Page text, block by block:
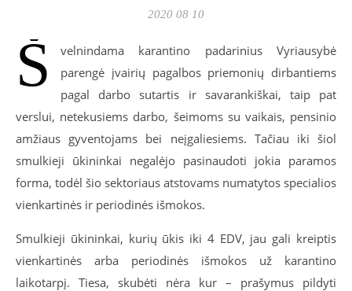
2020 08 10
Š
velnindama karantino padarinius Vyriausybė
parengė įvairių pagalbos priemonių dirbantiems
pagal darbo sutartis ir savarankiškai, taip pat
verslui, netekusiems darbo, šeimoms su vaikais, pensinio
amžiaus gyventojams bei neįgaliesiems. Tačiau iki šiol
smulkieji ūkininkai negalėjo pasinaudoti jokia paramos
forma, todėl šio sektoriaus atstovams numatytos specialios
vienkartinės ir periodinės išmokos.
Smulkieji ūkininkai, kurių ūkis iki 4 EDV, jau gali kreiptis
vienkartinės arba periodinės išmokos už karantino
laikotarpį. Tiesa, skubėti nėra kur – prašymus pildyti